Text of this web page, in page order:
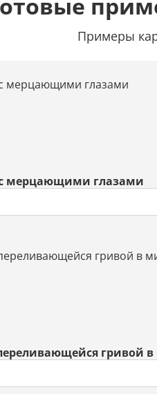
Примеры
с мерцающими глазами
гривой